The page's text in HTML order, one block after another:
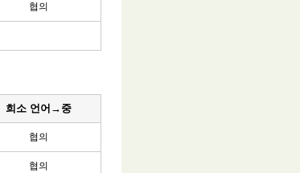
협의
희소 언어→중
협의
협의